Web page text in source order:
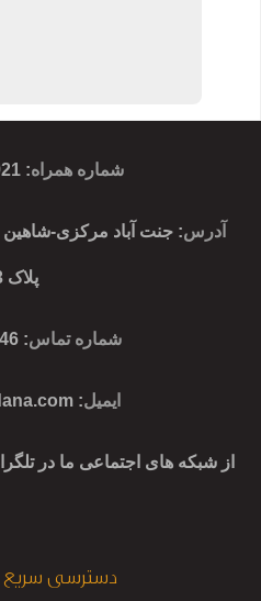
شماره همراه:
آدرس: جنت آباد مرکزی-شاهین
پلاک 3
شماره تماس: 02144274146
ایمیل:
از شبکه های اجتماعی ما در
سئو:
دسترسی سریع